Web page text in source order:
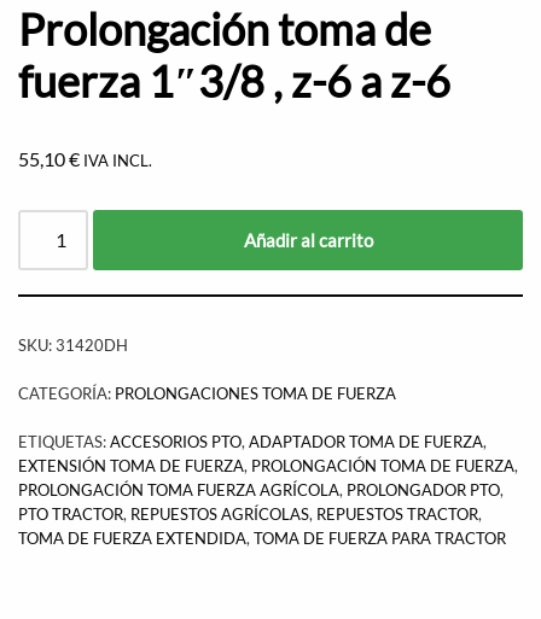
Prolongación toma de
fuerza 1″3/8 , z-6 a z-6
55,10€ IVA INCL.
Añadir al carrito
SKU:31420DH
CATEGORÍA: PROLONGACIONES TOMA DE FUERZA
ETIQUETAS:ACCESORIOS PTO, ADAPTADOR TOMA DE FUERZA,
EXTENSIÓN TOMA DE FUERZA, PROLONGACIÓN TOMA DE FUERZA,
PROLONGACIÓN TOMA FUERZA AGRÍCOLA, PROLONGADOR PTO,
PTO TRACTOR, REPUESTOS AGRÍCOLAS, REPUESTOS TRACTOR,
TOMA DE FUERZA EXTENDIDA, TOMA DE FUERZA PARA TRACTOR